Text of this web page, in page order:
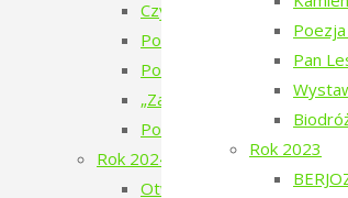
Pan
Rok 2023
Czytanie Puszczy – cykl
Pokaz filmu „Bieżeńcy
Poezja w Puszczy – 6.
„Zatrzymać ulotne” –
Pokaz filmu „Doktor” Beaty
Rok 2024
Otwarcie wystawy –